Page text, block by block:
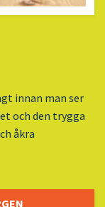
innan man ser
och den trygga
åkra